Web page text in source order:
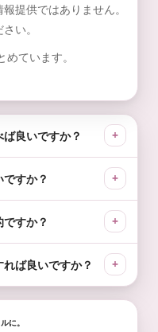
提供ではありません。
い。
めています。
良いですか？
すか？
すか？
ば良いですか？
に。